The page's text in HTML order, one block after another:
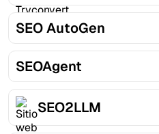
SEO AutoGen
SEOAgent
SEO2LLM